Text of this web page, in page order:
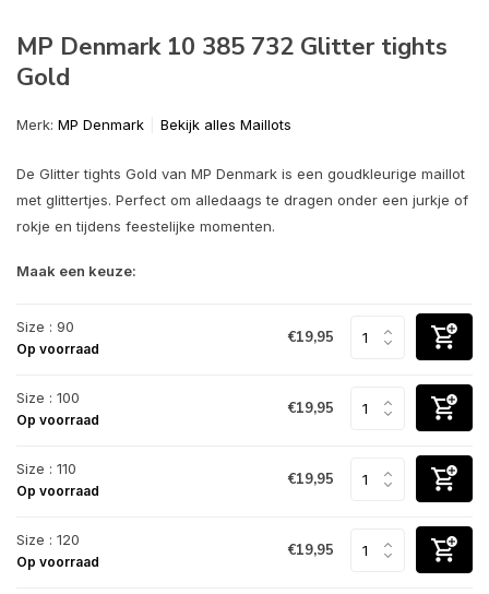
MP Denmark 10 385 732 Glitter tights
Gold
Merk: MP Denmark Bekijk alles Maillots
De Glitter tights Gold van MP Denmark is een goudkleurige maillot
met glittertjes. Perfect om alledaags te dragen onder een jurkje of
rokje en tijdens feestelijke momenten.
Maak een keuze:
Size : 90
Op voorraad
€19,95
Size : 100
Op voorraad
€19,95
Size : 110
Op voorraad
€19,95
Size : 120
Op voorraad
€19,95